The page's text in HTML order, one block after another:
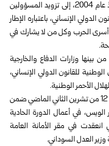
وتهدف الدورة، التي تُنظم سنوياً منذ عام 2004، إلى تزويد المسؤولين
الدولي الإنساني، باعتباره الإطار
وأسرى الحرب وكل من لا يشارك في
دولة عربية، من بينها وزارات الدفاع والخارجية
للقانون الدولي الإنساني،
الأحمر الوطنية.
يُذكر أن سوريا كانت قد شاركت في الـ 12 من تشرين الثاني الماضي ضمن
في أعمال الدورة الحادية
انعقدت في مقر الأمانة العامة
وزير العدل السوداني.